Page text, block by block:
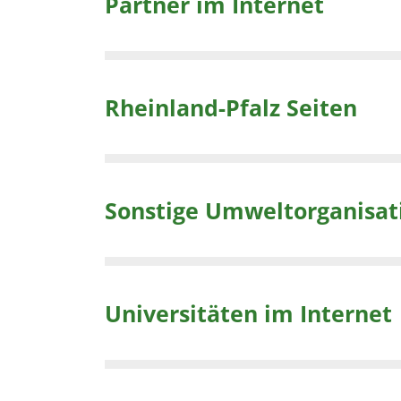
Rheinland-Pfalz Seiten
Sonstige
Universitäten im Internet